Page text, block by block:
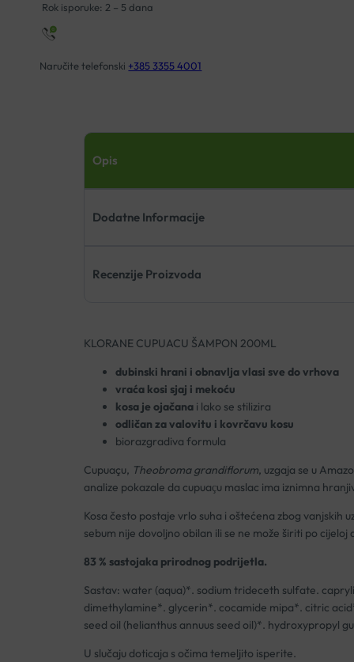
Rok isporuke: 2 – 5 dana
Naručite telefonski +385 3355 4001
Opis
Dodatne Informacije
Recenzije Proizvoda
KLORANE CUPUACU ŠAMPON 200ML
dubinski hrani i obnavlja vlasi sve do vrhova
vraća kosi sjaj i mekoću
kosa je ojačanai lako se stilizira
odličan za valovitu i kovrčavu kosu
biorazgradiva formula
Cupuaçu, Theobroma grandiflorum, uzgaja se u
analize pokazale da cupuaҫu maslac ima iznimna
Kosa često postaje vrlo suha i oštećena zbog vanjskih
sebum nije dovoljno obilan ili se ne može širiti po
83 % sastojaka prirodnog podrijetla.
Sastav: water (aqua)*. sodium trideceth sulfate.
dimethylamine*. glycerin*. cocamide mipa*. citric
seed oil (helianthus annuus seed oil)*. hydroxypropyl
U slučaju doticaja s očima temeljito isperite.